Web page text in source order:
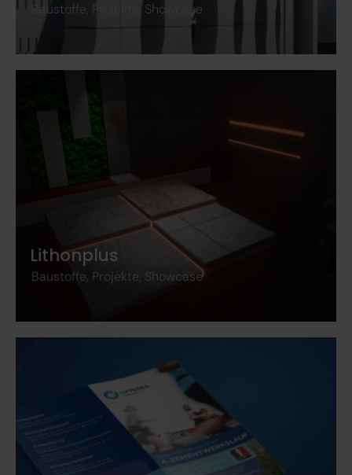
Baustoffe, Projekte Showcase
Lithonplus
Baustoffe, Projekte, Showcase